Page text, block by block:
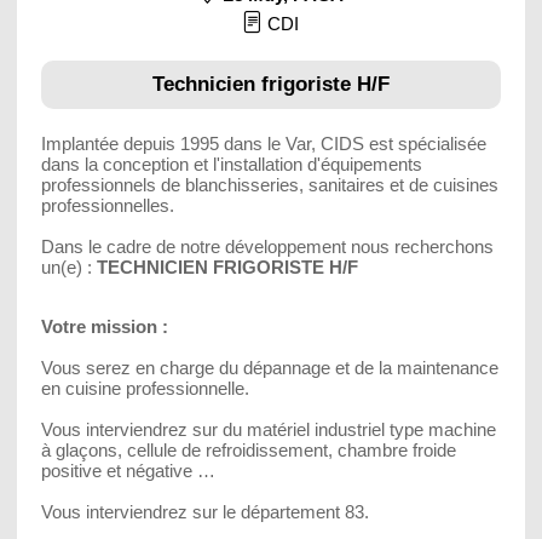
CDI
Technicien frigoriste H/F
Implantée depuis 1995 dans le Var, CIDS est spécialisée
dans la conception et l'installation d'équipements
professionnels de blanchisseries, sanitaires et de cuisines
professionnelles.
Dans le cadre de notre développement nous recherchons
un(e) : TECHNICIEN FRIGORISTE H/F
Votre mission :
Vous serez en charge du dépannage et de la maintenance
en cuisine professionnelle.
Vous interviendrez sur du matériel industriel type machine
à glaçons, cellule de refroidissement, chambre froide
positive et négative …
Vous interviendrez sur le département 83.